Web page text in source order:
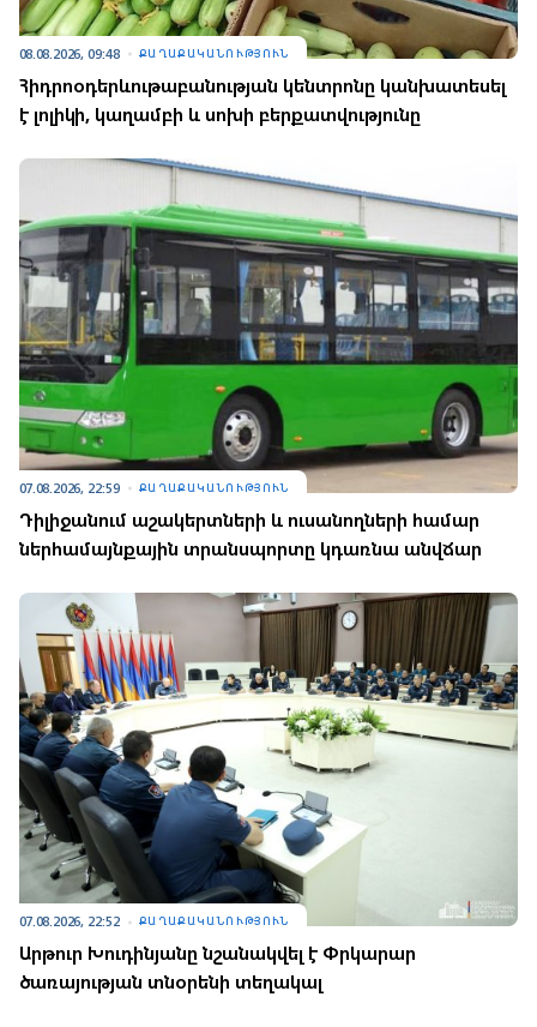
08.08.2026, 09:48 ՔԱՂԱՔԱԿԱՆՈՒԹՅՈՒՆ
Հիդրոօդերևութաբանության կենտրոնը կանխատեսել
է լոլիկի, կաղամբի և սոխի բերքատվությունը
07.08.2026, 22:59 ՔԱՂԱՔԱԿԱՆՈՒԹՅՈՒՆ
Դիլիջանում աշակերտների և ուսանողների համար
ներհամայնքային տրանսպորտը կդառնա անվճար
07.08.2026, 22:52 ՔԱՂԱՔԱԿԱՆՈՒԹՅՈՒՆ
Արթուր Խուդինյանը նշանակվել է Փրկարար
ծառայության տնօրենի տեղակալ